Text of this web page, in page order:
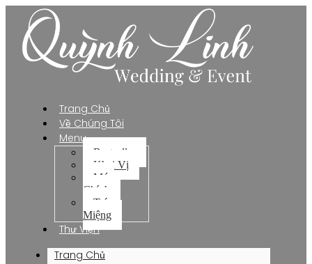
Trang Chủ
Về Chúng Tôi
Menu
Bestseller
Khai Vị
Món
Chính
Tráng
Miệng
Thư Viện
Trang Chủ